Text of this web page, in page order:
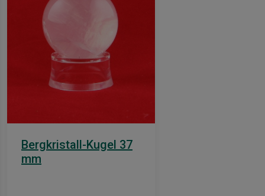
Bergkristall-Kugel 37
mm